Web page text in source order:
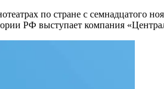
по стране с семнадцатого
РФ выступает компания